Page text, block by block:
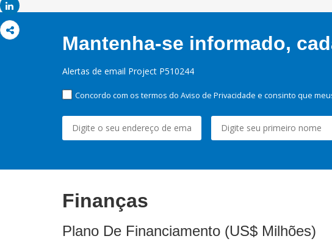
Share
Mantenha-se informado,
Alertas de email Project P510244
Concordo com os termos do Aviso de Privacidade e consinto que
Finanças
Plano De Financiamento (US$ Milhões)